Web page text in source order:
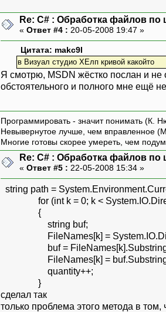
Re: C# : Обработка файлов по
« Ответ #4 : 20-05-2008 19:47 »
Цитата: makc9I
в Визуал студио ХЕлп кривой какойто
Я смотрю, MSDN жёстко послан и
обстоятельного и полного мне ещё
Программировать - значит понимать (К.
Невывернутое лучше, чем вправленное
Многие готовы скорее умереть, чем
Re: C# : Обработка файлов по
« Ответ #5 : 22-05-2008 15:34 »
string path =
for (int k = 0; k <
{
string buf;
FileNames[k] =
buf =
FileNames[k] =
quantity++;
}
сделал так
только проблема этого метода в